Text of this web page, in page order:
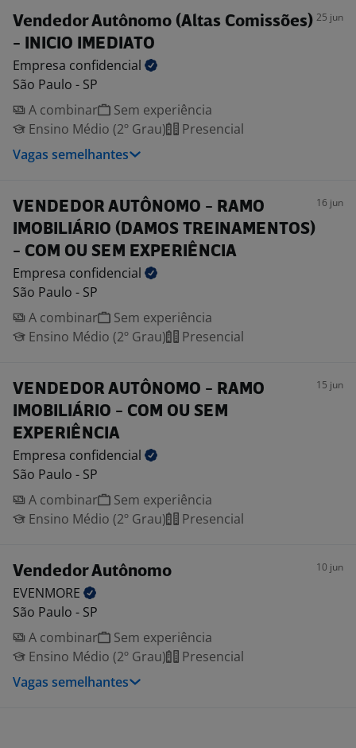
Vendedor Autônomo (Altas Comissões)
- INICIO IMEDIATO
25 jun
Empresa confidencial
São Paulo - SP
A combinar
Sem experiência
Ensino Médio (2º Grau)
Presencial
Vagas semelhantes
VENDEDOR AUTÔNOMO - RAMO
IMOBILIÁRIO (DAMOS TREINAMENTOS)
- COM OU SEM EXPERIÊNCIA
16 jun
Empresa confidencial
São Paulo - SP
A combinar
Sem experiência
Ensino Médio (2º Grau)
Presencial
VENDEDOR AUTÔNOMO - RAMO
IMOBILIÁRIO - COM OU SEM
EXPERIÊNCIA
15 jun
Empresa confidencial
São Paulo - SP
A combinar
Sem experiência
Ensino Médio (2º Grau)
Presencial
Vendedor Autônomo 10 jun
EVENMORE
São Paulo - SP
A combinar
Sem experiência
Ensino Médio (2º Grau)
Presencial
Vagas semelhantes